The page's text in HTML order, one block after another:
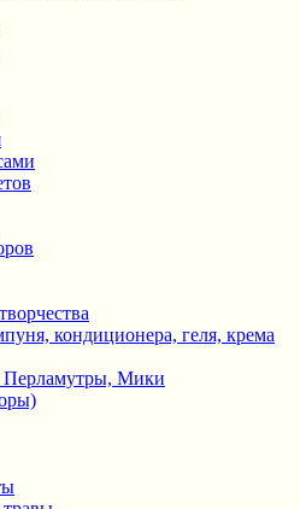
кондиционера, геля, крема
Перламутры, Мики